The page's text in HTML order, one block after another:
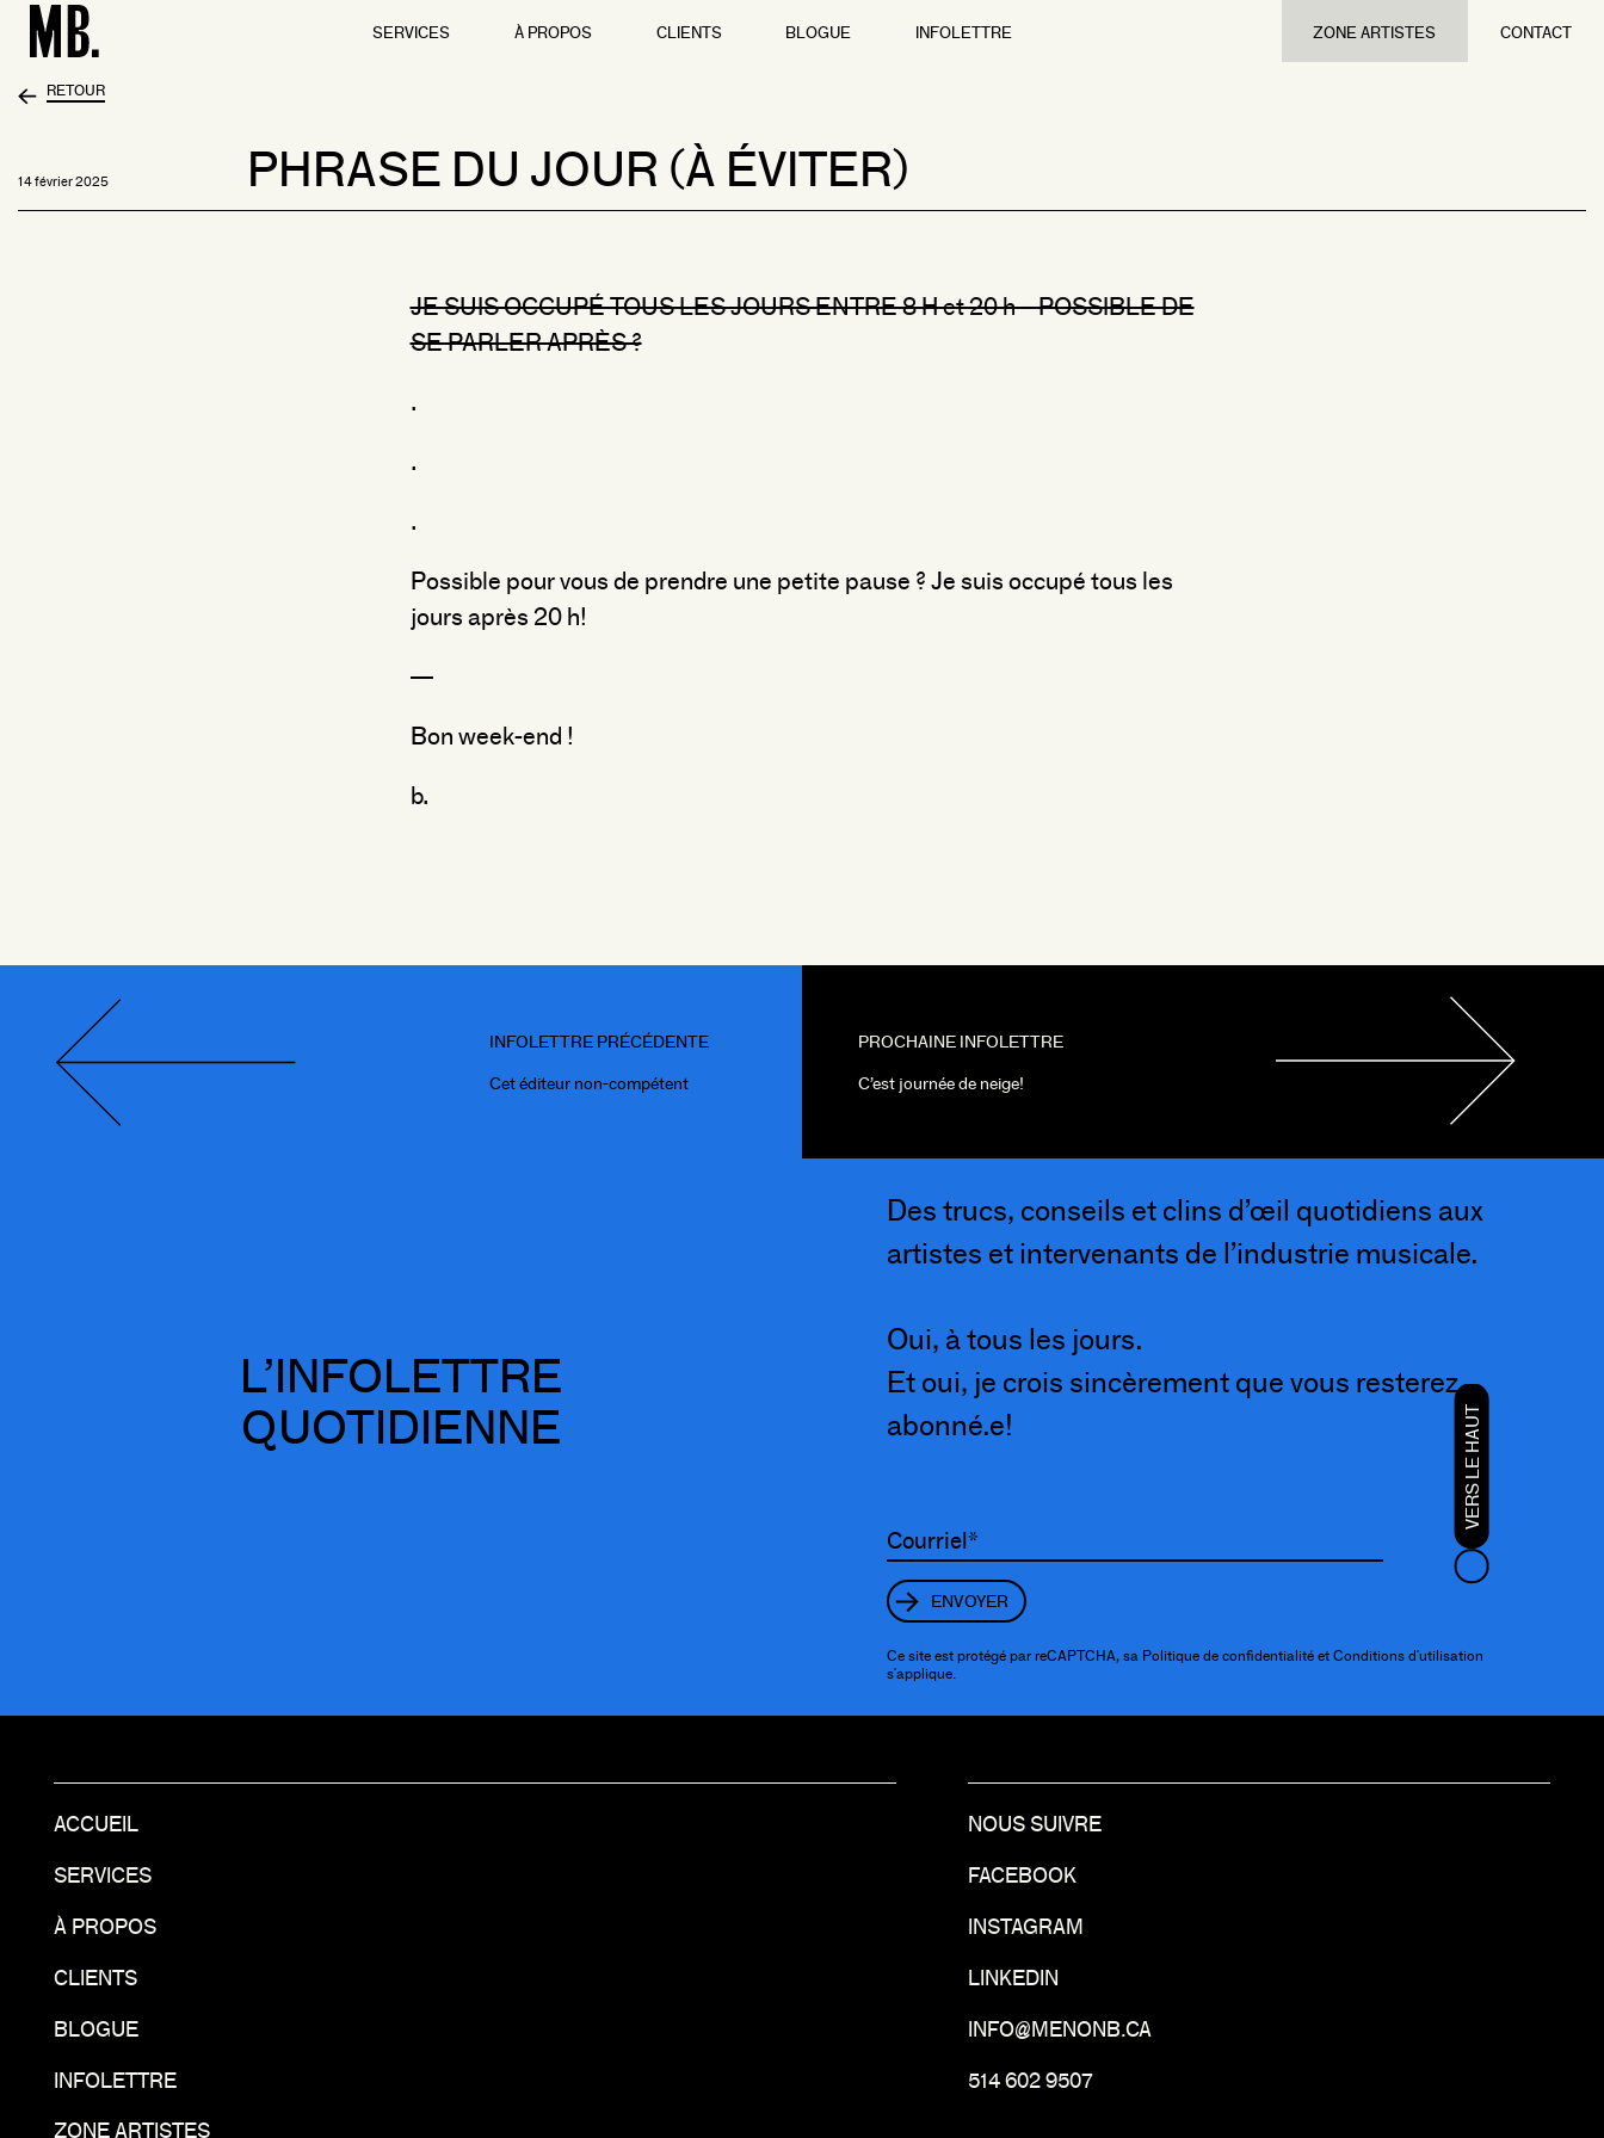
SERVICES À PROPOS CLIENTS BLOGUE INFOLETTRE ZONE ARTISTES CONTACT
RETOUR
14 février 2025 PHRASE DU JOUR (À ÉVITER)
JE SUIS OCCUPÉ TOUS LES JOURS ENTRE 8 H et 20 h – POSSIBLE DE
SE PARLER APRÈS ?
.
.
.
Possible pour vous de prendre une petite pause ? Je suis occupé tous les
jours après 20 h!
—
Bon week-end !
b.
INFOLETTRE PRÉCÉDENTE
Cet éditeur non-compétent
PROCHAINE INFOLETTRE
C’est journée de neige!
L’INFOLETTRE
QUOTIDIENNE
Des trucs, conseils et clins d’œil quotidiens aux
artistes et intervenants de l’industrie musicale.
Oui, à tous les jours.
Et oui, je crois sincèrement que vous resterez
abonné.e!
Ce site est protégé par reCAPTCHA, sa Politique de confidentialitéetConditions d'utilisation
s'applique.
VERS LE HAUT
ACCUEIL
SERVICES
À PROPOS
CLIENTS
BLOGUE
INFOLETTRE
ZONE ARTISTES
NOUS SUIVRE
FACEBOOK
INSTAGRAM
LINKEDIN
INFO@MENONB.CA
514 602 9507